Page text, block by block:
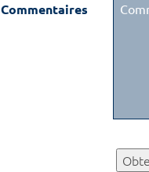
Commentaires